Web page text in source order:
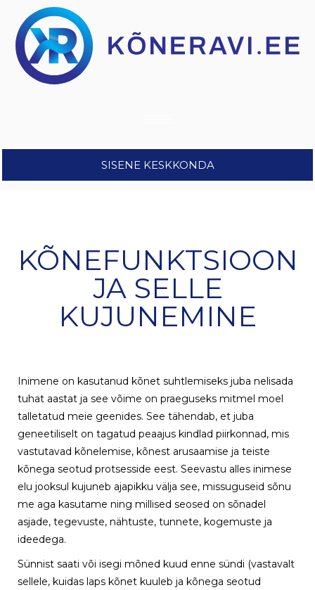
SISENE KESKKONDA
KÕNEFUNKTSIOON
JA SELLE
KUJUNEMINE
Inimene on kasutanud kõnet suhtlemiseks juba nelisada
tuhat aastat ja see võime on praeguseks mitmel moel
talletatud meie geenides. See tähendab, et juba
geneetiliselt on tagatud peaajus kindlad piirkonnad, mis
vastutavad kõnelemise, kõnest arusaamise ja teiste
kõnega seotud protsesside eest. Seevastu alles inimese
elu jooksul kujuneb ajapikku välja see, missuguseid sõnu
me aga kasutame ning millised seosed on sõnadel
asjade, tegevuste, nähtuste, tunnete, kogemuste ja
ideedega.
Sünnist saati või isegi mõned kuud enne sündi (vastavalt
sellele, kuidas laps kõnet kuuleb ja kõnega seotud